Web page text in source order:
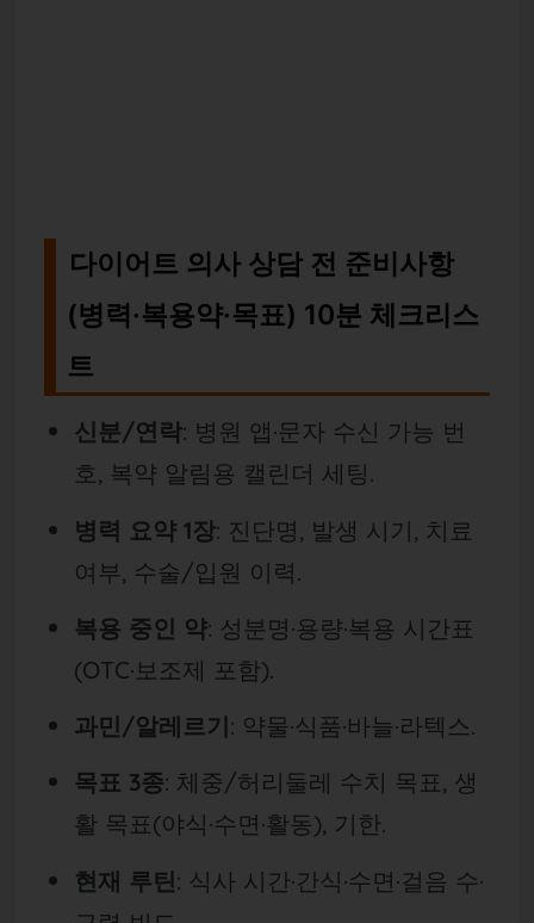
다이어트 의사 상담 전 준비사항
(병력·복용약·목표) 10분 체크리스
트
신분/연락: 병원 앱·문자 수신 가능 번
호, 복약 알림용 캘린더 세팅.
병력 요약 1장: 진단명, 발생 시기, 치료
여부, 수술/입원 이력.
복용 중인 약: 성분명·용량·복용 시간표
(OTC·보조제 포함).
과민/알레르기: 약물·식품·바늘·라텍스.
목표 3종: 체중/허리둘레 수치 목표, 생
활 목표(야식·수면·활동), 기한.
현재 루틴: 식사 시간·간식·수면·걸음 수·